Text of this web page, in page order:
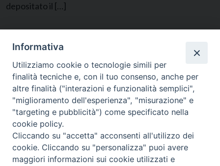
depositato il […]
Pagine:
CONTATTI
Informativa
Utilizziamo cookie o tecnologie simili per
finalità tecniche e, con il tuo consenso, anche per
altre finalità ("interazioni e funzionalità semplici",
"miglioramento dell'esperienza", "misurazione" e
"targeting e pubblicità") come specificato nella
cookie policy.
Cliccando su "accetta" acconsenti all'utilizzo dei
cookie. Cliccando su "personalizza" puoi avere
maggiori informazioni sui cookie utilizzati e